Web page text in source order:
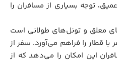
توجه بسیاری از مسافران را
معلق و تونل‌های طولانی است
قطار را فراهم می‌آورد. سفر از
این امکان را می‌دهد که از